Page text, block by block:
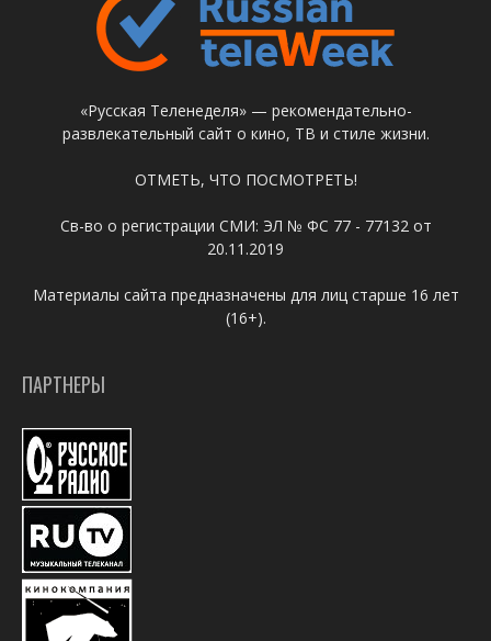
«Русская Теленеделя» — рекомендательно-
развлекательный сайт о кино, ТВ и стиле жизни.
ОТМЕТЬ, ЧТО ПОСМОТРЕТЬ!
Св-во о регистрации СМИ: ЭЛ № ФС 77 - 77132 от
20.11.2019
Материалы сайта предназначены для лиц старше 16 лет
(16+).
ПАРТНЕРЫ